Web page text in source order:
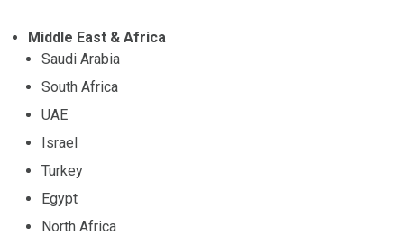
Middle East & Africa
Saudi Arabia
South Africa
UAE
Israel
Turkey
Egypt
North Africa